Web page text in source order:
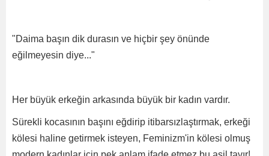
"Daima başın dik durasın ve hiçbir şey önünde
eğilmeyesin diye..."
Her büyük erkeğin arkasında büyük bir kadın vardır.
Sürekli kocasının başını eğdirip itibarsızlaştırmak, erkeği
kölesi haline getirmek isteyen, Feminizm'in kölesi olmuş